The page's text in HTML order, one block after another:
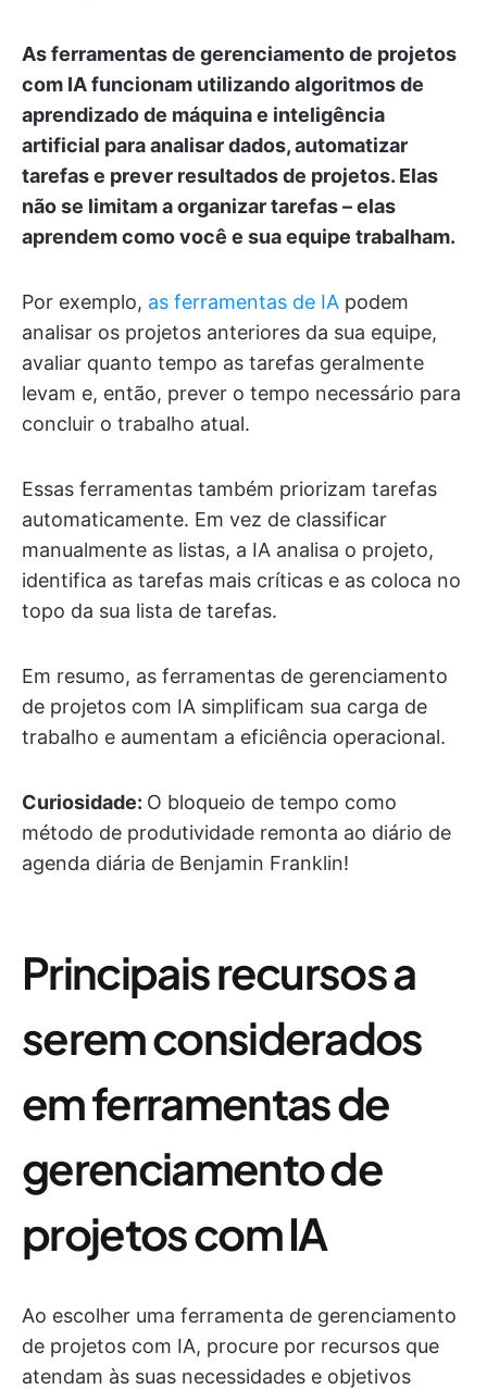
As ferramentas de gerenciamento de projetos
com IA funcionam utilizando algoritmos de
aprendizado de máquina e inteligência
artificial para analisar dados, automatizar
tarefas e prever resultados de projetos. Elas
não se limitam a organizar tarefas – elas
aprendem como você e sua equipe trabalham.
Por exemplo, as ferramentas de IA podem
analisar os projetos anteriores da sua equipe,
avaliar quanto tempo as tarefas geralmente
levam e, então, prever o tempo necessário para
concluir o trabalho atual.
Essas ferramentas também priorizam tarefas
automaticamente. Em vez de classificar
manualmente as listas, a IA analisa o projeto,
identifica as tarefas mais críticas e as coloca no
topo da sua lista de tarefas.
Em resumo, as ferramentas de gerenciamento
de projetos com IA simplificam sua carga de
trabalho e aumentam a eficiência operacional.
Curiosidade: O bloqueio de tempo como
método de produtividade remonta ao diário de
agenda diária de Benjamin Franklin!
Principais recursos a
serem considerados
em ferramentas de
gerenciamento de
projetos com IA
Ao escolher uma ferramenta de gerenciamento
de projetos com IA, procure por recursos que
atendam às suas necessidades e objetivos